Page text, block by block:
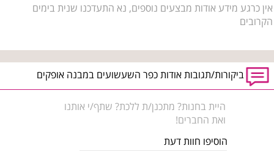
אין כרגע מידע אודות מבצעים נוספים, נא התעדכנו שנית בימים
הקרובים
ביקורות/תגובות אודות כפר השעשועים במבנה אופקים
היית בחנות? מתכנן/ת ללכת? שתף/י אותנו
ואת החברים!
הוסיפו חוות דעת